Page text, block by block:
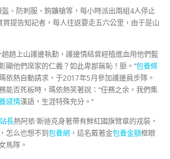
、防刺服、鉤鐮槍等，每小時派出兩組4人停止
買提告知記者，每人往返要走五六公里，由于是山
趟上山護邊執勤，護邊情結曾經植進血用他們藍
顯他們席家的仁義？如此卑鄙無恥！脈。”包養條
依熱自動請求，于2017年5月參加護邊員步隊。
能否死板時，瑪依熱笑著說：“任務之余，我們集
感情漢語，生涯特殊充分。”
長熱阿依·斯迪克身著帶有鮮紅國旗臂章的戎裝，
怎么也想不到包養網 ，這名戴著金包養金額框眼
馬隊。